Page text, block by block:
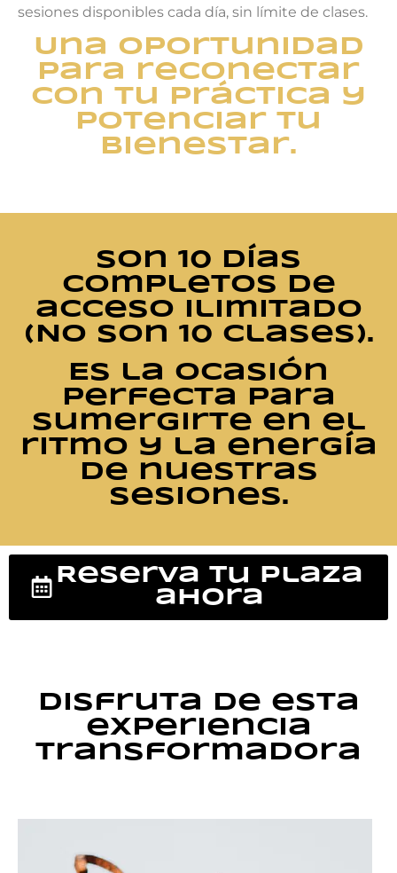
sesiones disponibles cada día, sin límite de clases.
Una oportunidad
para reconectar
con tu práctica y
potenciar tu
bienestar.
Son 10 días
completos de
acceso ilimitado
(No son 10 clases).
Es la ocasión
perfecta para
sumergirte en el
ritmo y la energía
de nuestras
sesiones.
Reserva tu plaza
ahora
Disfruta de esta
experiencia
transformadora